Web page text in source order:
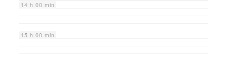
14 h 00 min
15 h 00 min